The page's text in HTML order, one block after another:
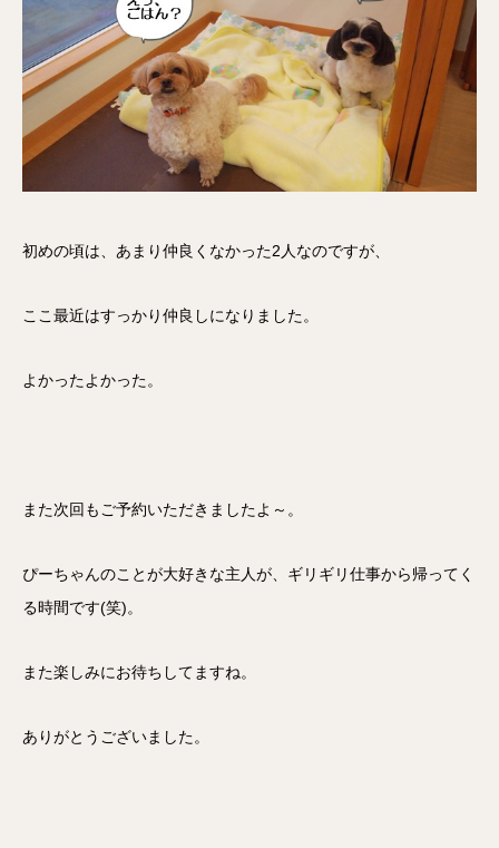
初めの頃は、あまり仲良くなかった2人なのですが、
ここ最近はすっかり仲良しになりました。
よかったよかった。
また次回もご予約いただきましたよ～。
ぴーちゃんのことが大好きな主人が、ギリギリ仕事から帰ってく
る時間です(笑)。
また楽しみにお待ちしてますね。
ありがとうございました。